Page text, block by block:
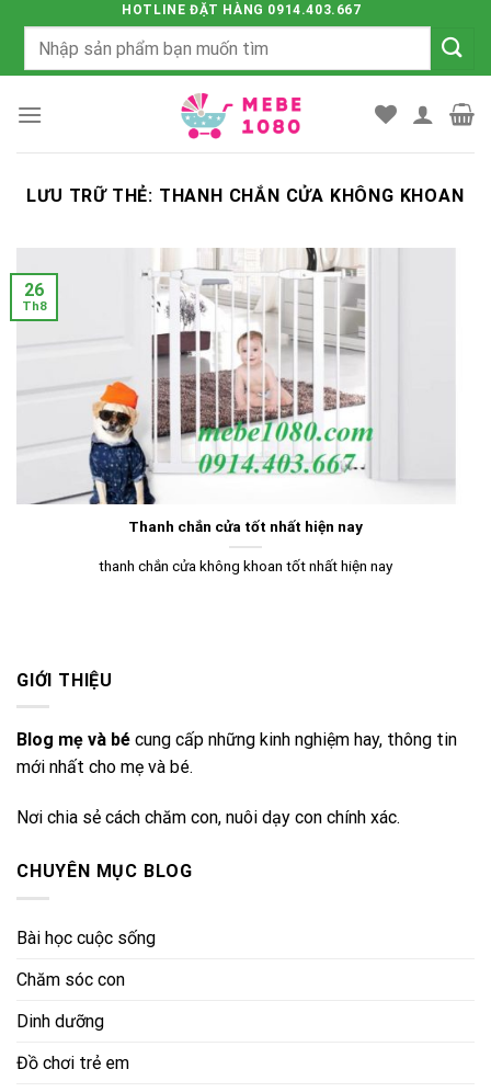
HOTLINE ĐẶT HÀNG 0914.403.667
Tìm
LƯU TRỮ THẺ: THANH CHẮN CỬA KHÔNG KHOAN
Thanh chắn cửa tốt nhất hiện nay
thanh chắn cửa không khoan tốt nhất hiện nay
26
Th8
GIỚI THIỆU
Blog mẹ và bé cung cấp những kinh nghiệm hay, thông tin
mới nhất cho mẹ và bé.
Nơi chia sẻ cách chăm con, nuôi dạy con chính xác.
CHUYÊN MỤC BLOG
Bài học cuộc sống
Chăm sóc con
Dinh dưỡng
Đồ chơi trẻ em